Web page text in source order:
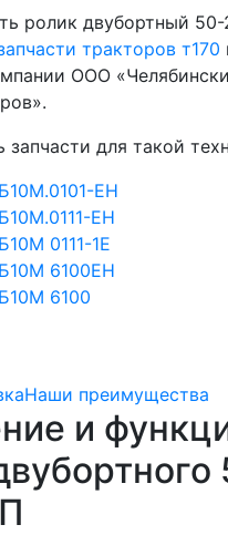
ролик двубортный
тракторов т170
ООО
запчасти для такой
ЕН
ЕН
0111-1Е
6100ЕН
6100
Наши преимущества
и